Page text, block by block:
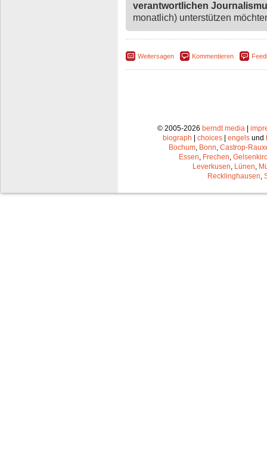
verantwortlichen
monatlich) unterstützen
Weitersagen Kommentieren
© 2005-2026 berndt media|
biograph
choices engels und
Bochum, Bonn, Castrop-
Essen, Frechen,
Leverkusen, Lünen,
Recklinghausen,